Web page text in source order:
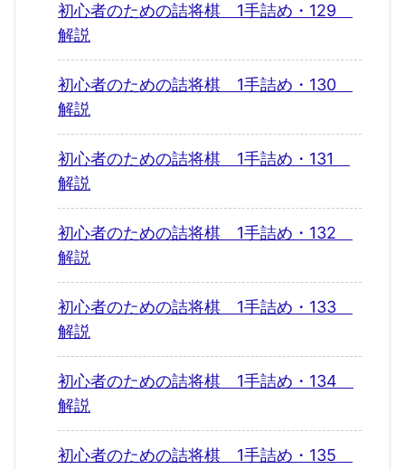
初心者のための詰将棋 1手詰め・129
解説
初心者のための詰将棋 1手詰め・130
解説
初心者のための詰将棋 1手詰め・131
解説
初心者のための詰将棋 1手詰め・132
解説
初心者のための詰将棋 1手詰め・133
解説
初心者のための詰将棋 1手詰め・134
解説
初心者のための詰将棋 1手詰め・135